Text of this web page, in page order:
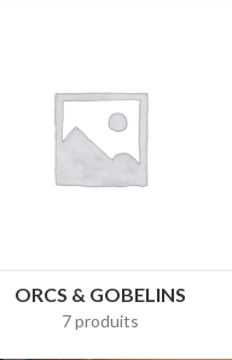
ORCS & GOBELINS
7 produits